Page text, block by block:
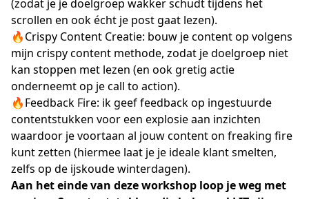
(zodat je je doelgroep wakker schudt tijdens het
scrollen en ook écht je post gaat lezen).
🔥Crispy Content Creatie: bouw je content op volgens
mijn crispy content methode, zodat je doelgroep niet
kan stoppen met lezen (en ook gretig actie
onderneemt op je call to action).
🔥Feedback Fire: ik geef feedback op ingestuurde
contentstukken voor een explosie aan inzichten
waardoor je voortaan al jouw content on freaking fire
kunt zetten (hiermee laat je je ideale klant smelten,
zelfs op de ijskoude winterdagen).
Aan het einde van deze workshop loop je weg met